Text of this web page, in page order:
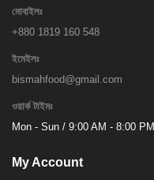
মোবাইলঃ
+880 1819 160 548
ইমেইলঃ
bismahfood@gmail.com
ওয়ার্ক টাইমঃ
Mon - Sun / 9:00 AM - 8:00 PM
My Account